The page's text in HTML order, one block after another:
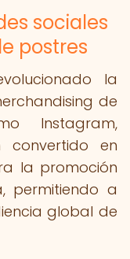
sociales
postres
la
de
Instagram,
convertido en
la promoción
permitiendo a
global de